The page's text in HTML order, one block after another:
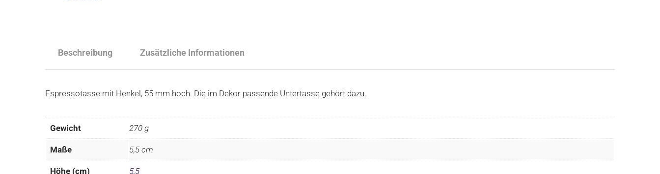
Beschreibung Zusätzliche Informationen
Espressotasse mit Henkel, 55 mm hoch. Die im Dekor passende Untertasse gehört dazu.
Gewicht 270 g
Maße 5,5 cm
Höhe (cm) 5,5